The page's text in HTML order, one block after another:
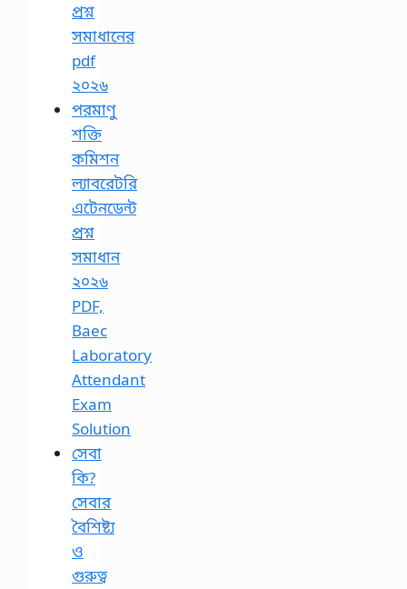
প্রশ্ন
সমাধানের
pdf
২০২৬
পরমাণু
শক্তি
কমিশন
ল্যাবরেটরি
এটেনডেন্ট
প্রশ্ন
সমাধান
২০২৬
PDF,
Baec
Laboratory
Attendant
Exam
Solution
সেবা
কি?
সেবার
বৈশিষ্ট্য
ও
গুরুত্ব